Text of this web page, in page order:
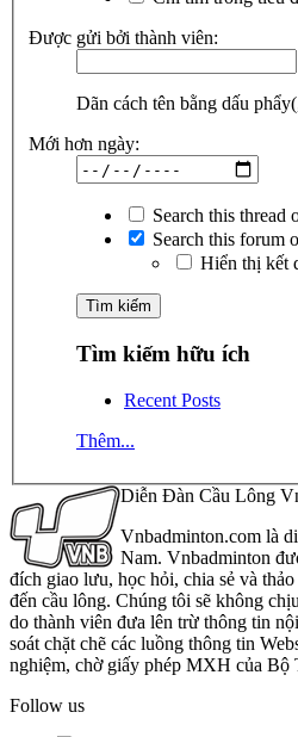
Được gửi bởi thành viên:
Dãn cách tên bằng dấu
Mới hơn ngày:
Search this thread
Search this forum
Hiển thị kết
Tìm kiếm hữu ích
Recent Posts
Thêm...
Diễn Đàn Cầu Lông
Vnbadminton.com là
Nam. Vnbadminton
đích giao lưu, học hỏi, chia sẻ và
đến cầu lông. Chúng tôi sẽ không
do thành viên đưa lên trừ thông tin
soát chặt chẽ các luồng thông tin
nghiệm, chờ giấy phép MXH của Bộ
Follow us